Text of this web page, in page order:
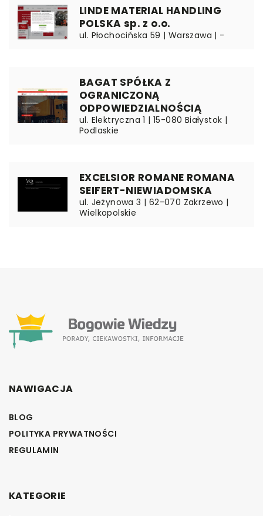
LINDE MATERIAL HANDLING
POLSKA sp. z o.o.
ul. Płochocińska 59 | Warszawa | -
BAGAT SPÓŁKA Z
OGRANICZONĄ
ODPOWIEDZIALNOŚCIĄ
ul. Elektryczna 1 | 15-080 Białystok |
Podlaskie
EXCELSIOR ROMANE ROMANA
SEIFERT-NIEWIADOMSKA
ul. Jeżynowa 3 | 62-070 Zakrzewo |
Wielkopolskie
NAWIGACJA
BLOG
POLITYKA PRYWATNOŚCI
REGULAMIN
KATEGORIE